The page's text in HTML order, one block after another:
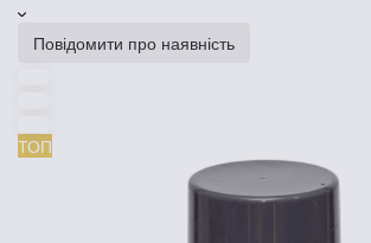
Повідомити про наявність
ТОП